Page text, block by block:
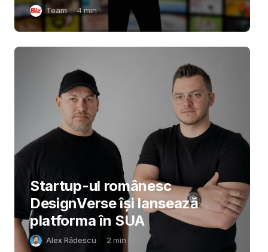
Team 4min
Startup-ul românesc
DesignVerse își lansează
platforma în SUA
Alex Rădescu 2 min